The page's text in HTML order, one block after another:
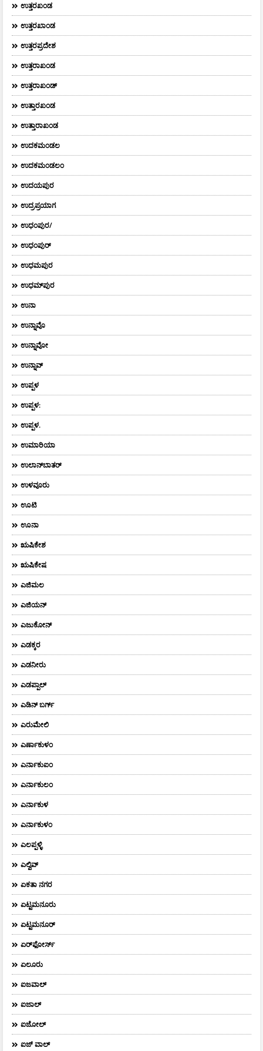
ಉತ್ತರಖಂಡ
ಉತ್ತರಖಾಂಡ
ಉತ್ತರಪ್ರದೇಶ
ಉತ್ತರಾಖಂಡ
ಉತ್ತರಾಖಂಡ್
ಉತ್ತಾರಖಂಡ
ಉತ್ತಾರಾಖಂಡ
ಉದಕಮಂಡಲ
ಉದಕಮಂಡಲಂ
ಉದಯಪುರ
ಉದ್ರಪ್ರಯಾಗ
ಉಧಂಪುರ/
ಉಧಂಪುರ್
ಉಧಮಪುರ
ಉಧಮ್‌ಪುರ
ಉನಾ
ಉನ್ನಾವೊ
ಉನ್ನಾವೋ
ಉನ್ನಾವ್
ಉಪ್ಪಳ
ಉಪ್ಪಳ:
ಉಪ್ಪಳ.
ಉಮಾರಿಯಾ
ಉಲಾನ್‌ಬಾತರ್
ಉಳವೂರು
ಊಟಿ
ಊನಾ
ಋಷಿಕೇಶ
ಋಷಿಕೇಷ
ಎಜಿಮಲ
ಎಜಿಯನ್
ಎಜುಕೋನ್
ಎಡಕ್ಕರ
ಎಡನೀರು
ಎಡಪ್ಪಾಲ್
ಎಡಿನ್ ಬರ್ಗ್
ಎರುಮೇಲಿ
ಎರ್ಣಾಕುಳಂ
ಎರ್ನಾಕುಐಂ
ಎರ್ನಾಕುಲಂ
ಎರ್ನಾಕುಳ
ಎರ್ನಾಕುಳಂ
ಎಲಪ್ಪಳ್ಳಿ
ಎಲ್ವಿವ್
ಏಕತಾ ನಗರ
ಏಟ್ಟಮನೂರು
ಏಟ್ಟಮನೂರ್
ಏರ್‌ಫೋರ್ಸ್‌
ಏಲೂರು
ಐಜವಾಲ್
ಐಜಾಲ್
ಐಜೋಲ್
ಐಜ್ ವಾಲ್